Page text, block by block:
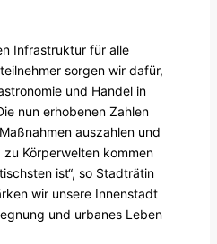
Infrastruktur für alle
sorgen wir dafür,
und Handel in
nun erhobenen Zahlen
auszahlen und
Körperwelten kommen
ist“, so Stadträtin
wir unsere Innenstadt
und urbanes Leben